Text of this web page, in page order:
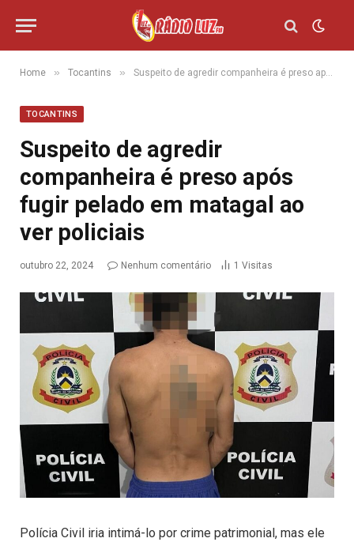
Home » Tocantins » Suspeito de agredir companheira é preso após fugir pelado em matagal ao ver policiais
TOCANTINS
Suspeito de agredir
companheira é preso após
fugir pelado em matagal ao
ver policiais
outubro 22, 2024 Nenhum comentário 1 Visitas
Polícia Civil iria intimá-lo por crime patrimonial, mas ele